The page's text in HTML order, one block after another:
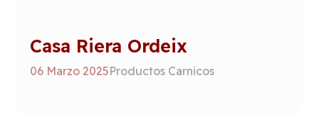
Casa Riera Ordeix
06 Marzo 2025Productos Carnicos